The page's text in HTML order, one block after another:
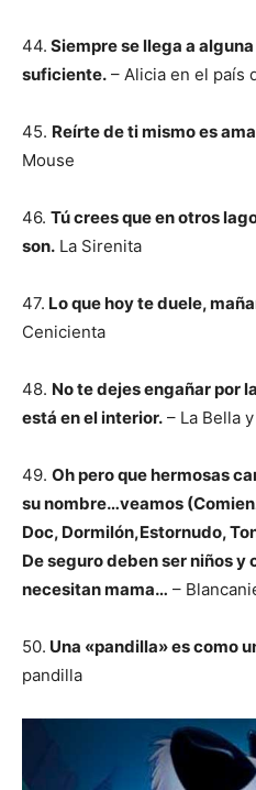
44. Siempre se llega a
suficiente. – Alicia en el país
45. Reírte de ti mismo es
Mouse
46. Tú crees que en otros
son. La Sirenita
47. Lo que hoy te duele,
Cenicienta
48. No te dejes engañar por
está en el interior. – La Bella
49. Oh pero que hermosas
su nombre…veamos
Doc, Dormilón,Estornudo,
De seguro deben ser niños y
necesitan mama… –
50. Una «pandilla» es como
pandilla